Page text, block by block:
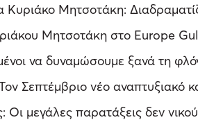
Κυριάκο Μητσοτάκη:
Μητσοτάκη στο Europe
να δυναμώσουμε ξανά τη
Σεπτέμβριο νέο αναπτυξιακό
Οι μεγάλες παρατάξεις δεν